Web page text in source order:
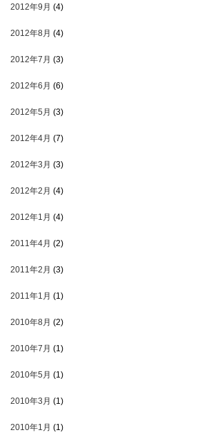
2012年9月 (4)
2012年8月 (4)
2012年7月 (3)
2012年6月 (6)
2012年5月 (3)
2012年4月 (7)
2012年3月 (3)
2012年2月 (4)
2012年1月 (4)
2011年4月 (2)
2011年2月 (3)
2011年1月 (1)
2010年8月 (2)
2010年7月 (1)
2010年5月 (1)
2010年3月 (1)
2010年1月 (1)